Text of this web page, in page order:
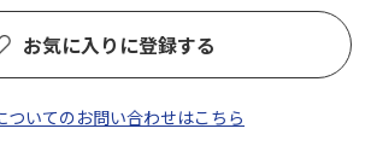
お気に入りに登録する
ついてのお問い合わせはこちら